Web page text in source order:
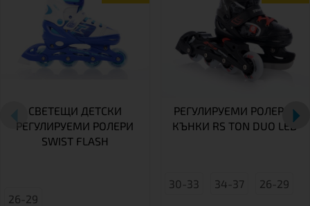
СВЕТЕЩИ ДЕТСКИ
РЕГУЛИРУЕМИ РОЛЕРИ
SWIST FLASH
26-29
РЕГУЛИРУЕМИ РОЛЕРИ/
КЪНКИ RS TON DUO LED
30-33 34-37 26-29